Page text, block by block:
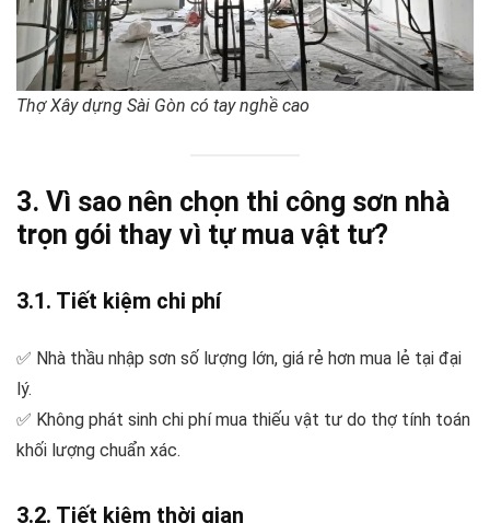
Thợ Xây dựng Sài Gòn có tay nghề cao
3. Vì sao nên chọn thi công sơn nhà
trọn gói thay vì tự mua vật tư?
3.1. Tiết kiệm chi phí
✅ Nhà thầu nhập sơn số lượng lớn, giá rẻ hơn mua lẻ tại đại
lý.
✅ Không phát sinh chi phí mua thiếu vật tư do thợ tính toán
khối lượng chuẩn xác.
3.2. Tiết kiệm thời gian